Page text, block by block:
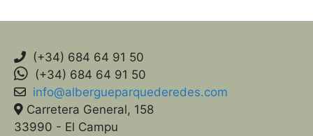
(+34) 684 64 91 50
(+34) 684 64 91 50
info@albergueparquederedes.com
Carretera General, 158
33990 - El Campu